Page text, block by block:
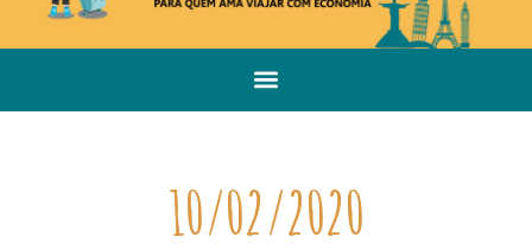
10/02/2020